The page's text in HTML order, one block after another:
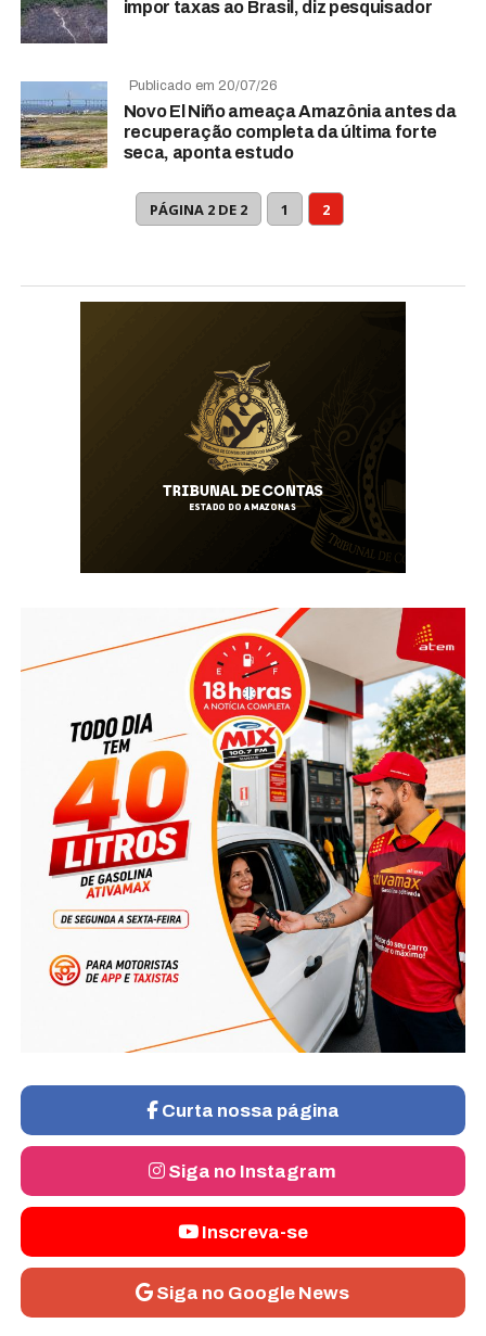
impor taxas ao Brasil, diz pesquisador
Publicado em 20/07/26
Novo El Niño ameaça Amazônia antes da
recuperação completa da última forte
seca, aponta estudo
PÁGINA 2 DE 2 1 2
Curta nossa página
Siga no Instagram
Inscreva-se
Siga no Google News